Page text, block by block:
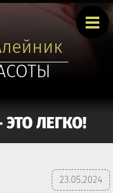
ЛЕГКО!
23.05.2024